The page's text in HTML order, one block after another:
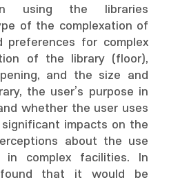
in using the libraries
of the complexation of
preferences for complex
of the library (floor),
and the size and
the user’s purpose in
whether the user uses
impacts on the
about the use
in complex facilities. In
that it would be